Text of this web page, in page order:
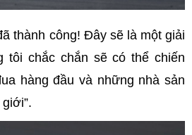
thành công! Đây sẽ là một giải
tôi chắc chắn sẽ có thể chiến
hàng đầu và những nhà sản